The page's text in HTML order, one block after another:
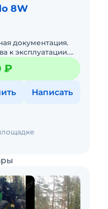
8W
документация.
к эксплуатации.
Buffalo.
₽
Написать